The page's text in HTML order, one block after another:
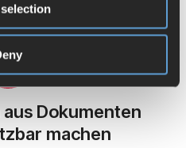
Dokumenten
machen